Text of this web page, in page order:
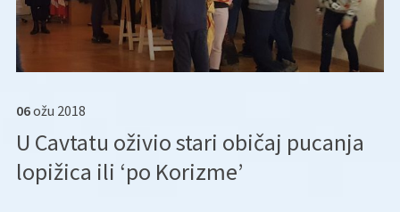
06ožu 2018
U Cavtatu oživio stari običaj pucanja
lopižica ili ‘po Korizme’